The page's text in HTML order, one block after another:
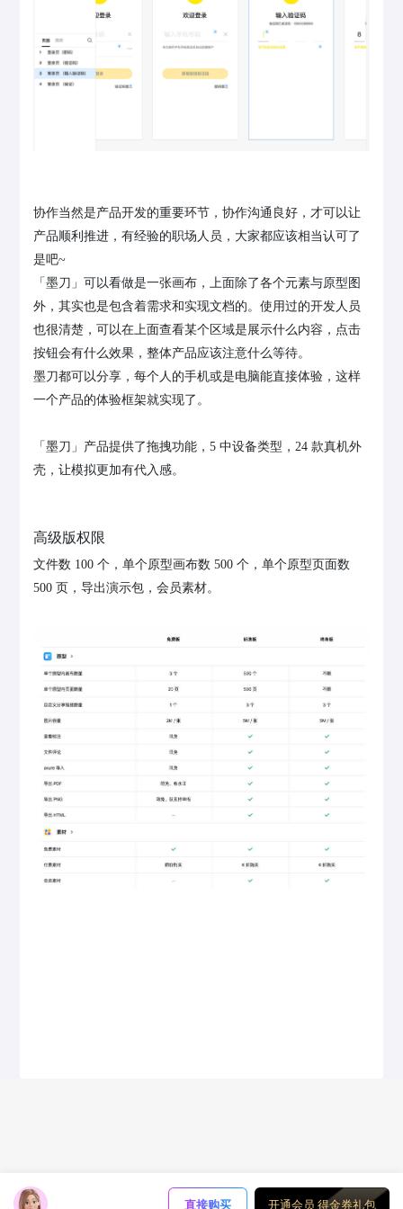
协作当然是产品开发的重要环节，协作沟通良好，才可以让
产品顺利推进，有经验的职场人员，大家都应该相当认可了
是吧~
「墨刀」可以看做是一张画布，上面除了各个元素与原型图
外，其实也是包含着需求和实现文档的。使用过的开发人员
也很清楚，可以在上面查看某个区域是展示什么内容，点击
按钮会有什么效果，整体产品应该注意什么等待。
墨刀都可以分享，每个人的手机或是电脑能直接体验，这样
一个产品的体验框架就实现了。
「墨刀」产品提供了拖拽功能，5 中设备类型，24 款真机外
壳，让模拟更加有代入感。
高级版权限
文件数 100 个，单个原型画布数 500 个，单个原型页面数
500 页，导出演示包，会员素材。
直接购买 开通会员 得金券礼包